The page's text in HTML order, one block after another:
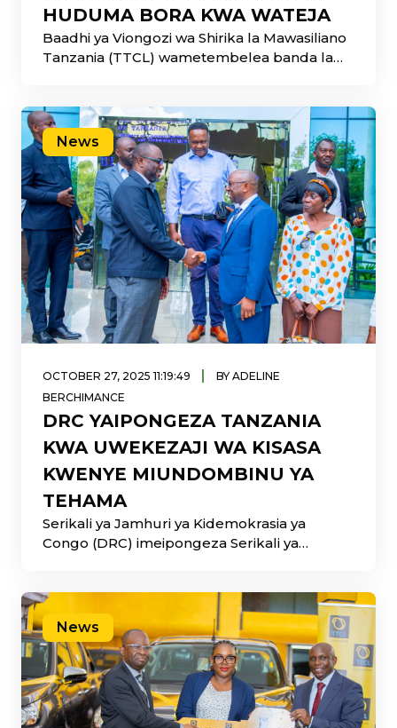
HUDUMA BORA KWA WATEJA
Baadhi ya Viongozi wa Shirika la Mawasiliano
Tanzania (TTCL) wametembelea banda la
yanayoendelea katika Viwanja vya Mwalimu
Julius Nyerere, Barabara ya Kilwa, jijini Dar es
Salaam.
News
OCTOBER 27, 2025 11:19:49 |
BY ADELINE
BERCHIMANCE
DRC YAIPONGEZA TANZANIA
KWA UWEKEZAJI WA KISASA
KWENYE MIUNDOMBINU YA
TEHAMA
Serikali ya Jamhuri ya Kidemokrasia ya
Congo (DRC) imeipongeza Serikali ya
News